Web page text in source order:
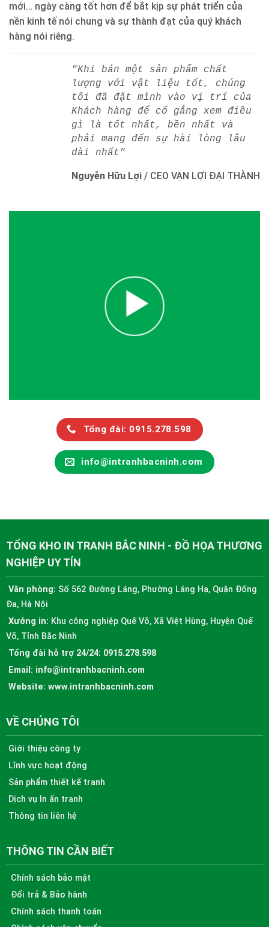
mới… ngày càng tốt hơn để bắt kịp sự phát triển của
nền kinh tế nói chung và sự thành đạt của quý khách
hàng nói riêng.
"Khi bán một sản phẩm chất
lượng với vật liệu tốt, chúng
tôi đã đặt mình vào vị trí của
Khách hàng để cố gắng xem điều
gì là tốt nhất, bền nhất và
phải mang đến sự hài lòng lâu
dài nhất"
Nguyễn Hữu Lợi / CEO VẠN LỢI ĐẠI THÀNH
Tổng đài: 0915.278.598
info@intranhbacninh.com
TỔNG KHO IN TRANH BẮC NINH - ĐỒ HỌA THƯƠNG
NGHIỆP UY TÍN
Văn phòng: Số 562 Đường Láng, Phường Láng Hạ, Quận Đống
Đa, Hà Nội
Xưởng in: Khu công nghiệp Quế Võ, Xã Việt Hùng, Huyện Quế
Võ, Tỉnh Bắc Ninh
Tổng đài hỗ trợ 24/24: 0915.278.598
Email: info@intranhbacninh.com
Website: www.intranhbacninh.com
VỀ CHÚNG TÔI
Giới thiệu công ty
Lĩnh vực hoạt động
Sản phẩm thiết kế tranh
Dịch vụ In ấn tranh
Thông tin liên hệ
THÔNG TIN CẦN BIẾT
Chính sách bảo mật
Đổi trả & Bảo hành
Chính sách thanh toán